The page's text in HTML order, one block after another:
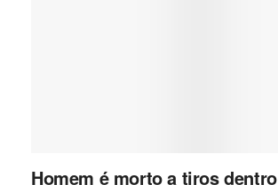
Homem é morto a tiros dentro